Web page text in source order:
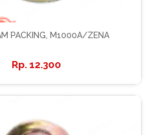
PACKING, M1000A/ZENA
12.300